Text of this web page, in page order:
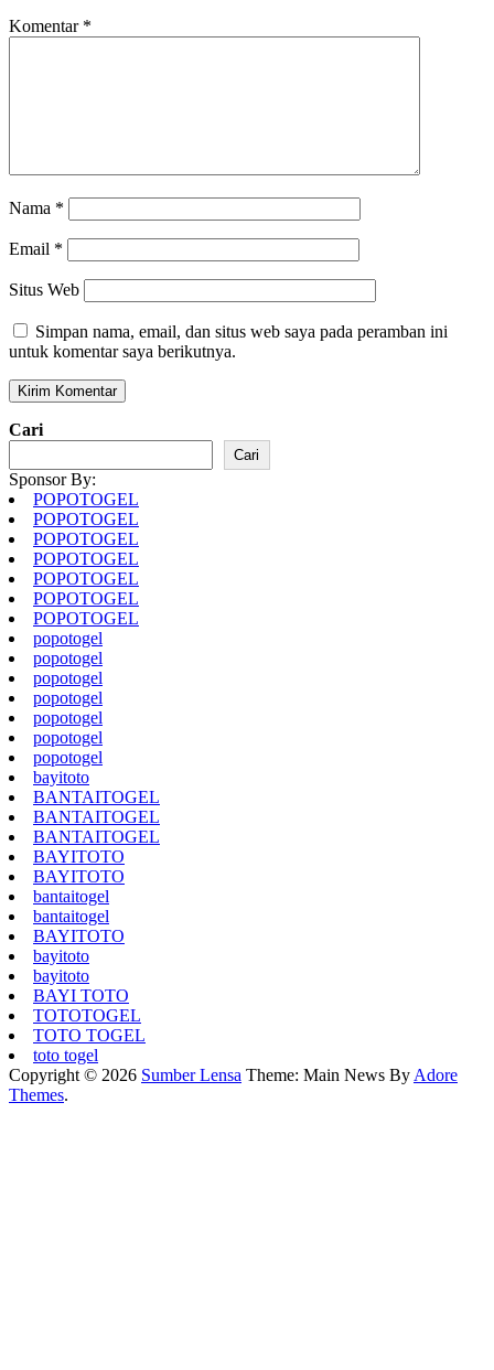
Komentar *
Nama *
Email *
Situs Web
Simpan nama, email, dan situs web saya pada peramban ini
untuk komentar saya berikutnya.
Cari
Cari
Sponsor By:
POPOTOGEL
POPOTOGEL
POPOTOGEL
POPOTOGEL
POPOTOGEL
POPOTOGEL
POPOTOGEL
popotogel
popotogel
popotogel
popotogel
popotogel
popotogel
popotogel
bayitoto
BANTAITOGEL
BANTAITOGEL
BANTAITOGEL
BAYITOTO
BAYITOTO
bantaitogel
bantaitogel
BAYITOTO
bayitoto
bayitoto
BAYI TOTO
TOTOTOGEL
TOTO TOGEL
toto togel
Copyright © 2026 Sumber Lensa Theme: Main News By Adore
Themes.